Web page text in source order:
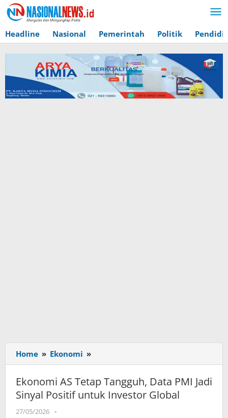
Lewati
ke
konten
Headline Nasional Pemerintah Politik
Home » Ekonomi »
AS
Tetap
Tangguh,
Data
Ekonomi AS Tetap Tangguh, Data PMI Jadi
Sinyal Positif untuk Investor Global
27/05/2026 oleh
-